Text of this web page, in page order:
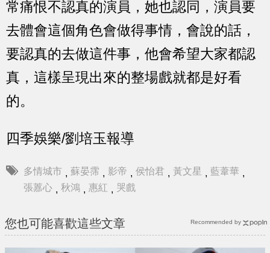
常痛恨不認真的演員，她也認同，演員要
去體會這個角色會做得事情，會說的話，
要認真的去做這件事，他會希望大家都認
真，這樣呈現出來的整場戲就都是好看
的。
四季娛樂/劉培玉報導
多情城市 , 蘇晏霈 , 影帝 , 侯怡君 , 黃文星 , 藍葦華 ,
張䕒心
秋鴻 惠紅 哭戲
您也可能喜歡這些文章 Recommended by